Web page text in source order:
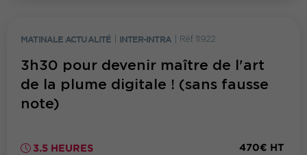
MATINALE ACTUALITÉ INTER-INTRA Réf. 11922
3h30 pour devenir maître de l'art
de la plume digitale ! (sans fausse
note)
3.5 HEURES 470€ HT